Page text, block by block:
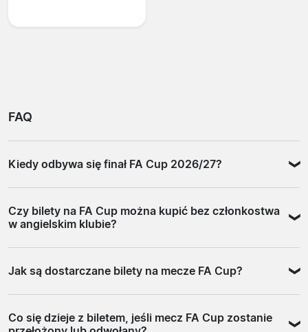
FAQ
Kiedy odbywa się finał FA Cup 2026/27?
Wembley Stadium w Londynie. Dokładna data na sezon
2026/27 ustalana jest przez Football Association w
trakcie sezonu i publikowana po rozegraniu kolejnych
Czy bilety na FA Cup można kupić bez członkostwa
w angielskim klubie?
często ograniczona do członków lub wieloletnich
bilety bez takich wymogów, a zakup można zrealizować
Jak są dostarczane bilety na mecze FA Cup?
mobilny kod QR okazywany przy wejściu na stadion. W
Co się dzieje z biletem, jeśli mecz FA Cup zostanie